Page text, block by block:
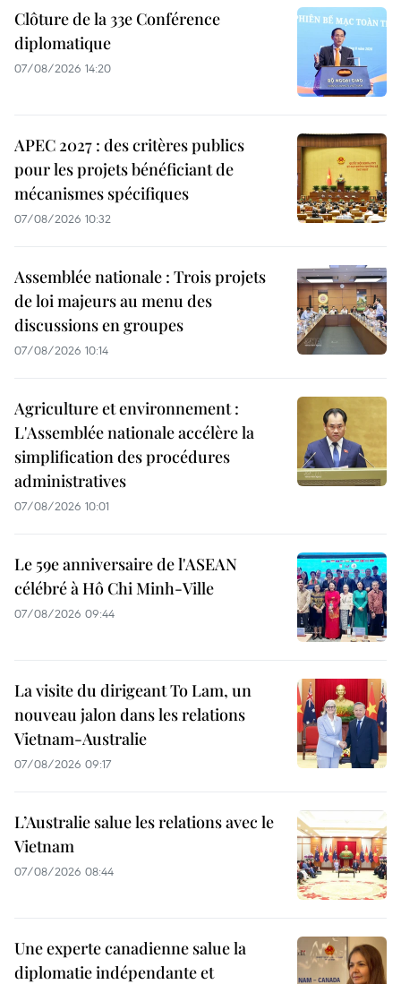
Clôture de la 33e Conférence
diplomatique
07/08/2026 14:20
APEC 2027 : des critères publics
pour les projets bénéficiant de
mécanismes spécifiques
07/08/2026 10:32
Assemblée nationale : Trois projets
de loi majeurs au menu des
discussions en groupes
07/08/2026 10:14
Agriculture et environnement :
L'Assemblée nationale accélère la
simplification des procédures
administratives
07/08/2026 10:01
Le 59e anniversaire de l'ASEAN
célébré à Hô Chi Minh-Ville
07/08/2026 09:44
La visite du dirigeant To Lam, un
nouveau jalon dans les relations
Vietnam-Australie
07/08/2026 09:17
L’Australie salue les relations avec le
Vietnam
07/08/2026 08:44
Une experte canadienne salue la
diplomatie indépendante et